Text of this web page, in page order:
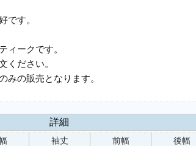
です。
ィークです。
ください。
みの販売となります。
詳細
袖丈
前幅
後幅